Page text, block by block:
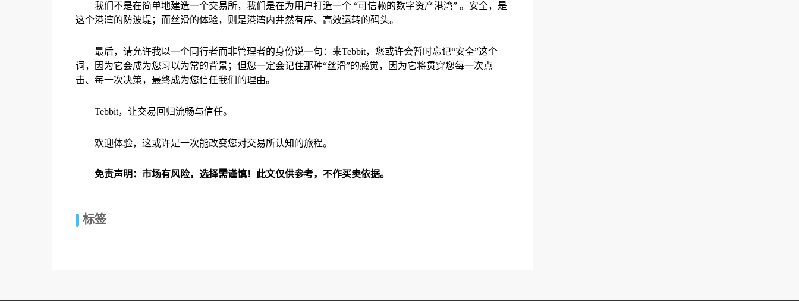
我们不是在简单地建造一个交易所，我们是在为用户打造一个 “可信赖的数字资产港湾” 。安全，是
这个港湾的防波堤；而丝滑的体验，则是港湾内井然有序、高效运转的码头。
最后，请允许我以一个同行者而非管理者的身份说一句：来Tebbit，您或许会暂时忘记“安全”这个
词，因为它会成为您习以为常的背景；但您一定会记住那种“丝滑”的感觉，因为它将贯穿您每一次点
击、每一次决策，最终成为您信任我们的理由。
Tebbit，让交易回归流畅与信任。
欢迎体验，这或许是一次能改变您对交易所认知的旅程。
免责声明：市场有风险，选择需谨慎！此文仅供参考，不作买卖依据。
标签